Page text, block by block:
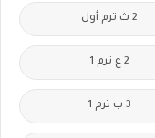
2 ث ترم أول
2 ع ترم 1
3 ب ترم 1